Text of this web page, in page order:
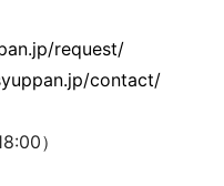
request/
contact/
）